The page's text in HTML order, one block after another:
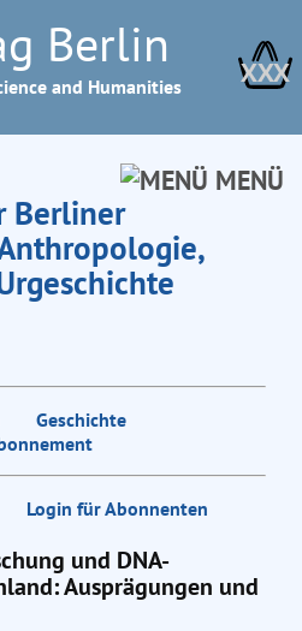
Berlin
and Humanities XXX
MENÜ
Berliner
Geschichte
Login für Abonnenten
und DNA-
Ausprägungen und